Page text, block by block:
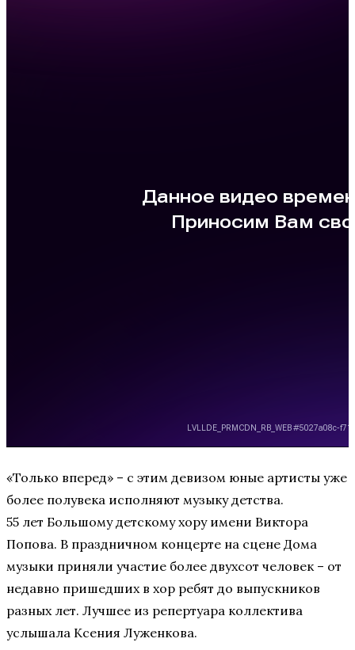
«Только вперед» – с этим девизом юные артисты уже
более полувека исполняют музыку детства.
55 лет Большому детскому хору имени Виктора
Попова. В праздничном концерте на сцене Дома
музыки приняли участие более двухсот человек – от
недавно пришедших в хор ребят до выпускников
разных лет. Лучшее из репертуара коллектива
услышала Ксения Луженкова.